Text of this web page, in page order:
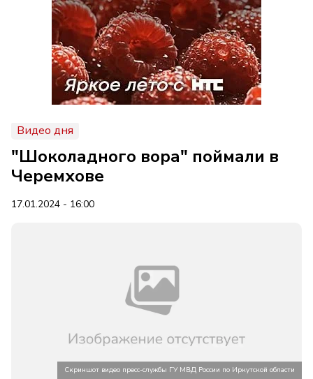
Видео дня
"Шоколадного вора" поймали в
Черемхове
17.01.2024 - 16:00
Скриншот видео пресс-службы ГУ МВД России по Иркутской области